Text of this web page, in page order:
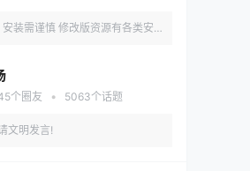
装需谨慎 修改版资源有各类安
个圈友 • 5063个话题
文明发言!